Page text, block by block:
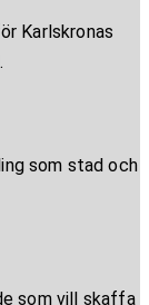
Karlskronas
som stad och
som vill skaffa